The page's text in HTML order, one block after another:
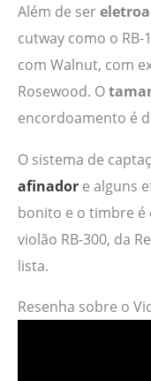
Além de ser
cutway como o
com Walnut, com
Rosewood. O
encordoamento é
O sistema de
afinador e alguns
bonito e o timbre é
violão RB-300, da
lista.
Resenha sobre o